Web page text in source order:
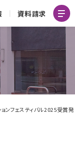
資料請求
ョンフェスティバル2025受賞発